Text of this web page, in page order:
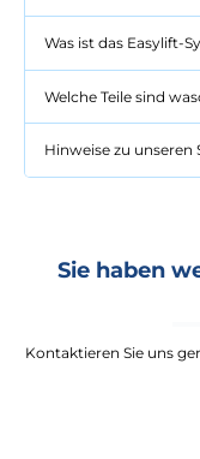
Was ist das Easylift-
Welche Teile sind
Hinweise zu unseren
Sie haben
Kontaktieren Sie uns